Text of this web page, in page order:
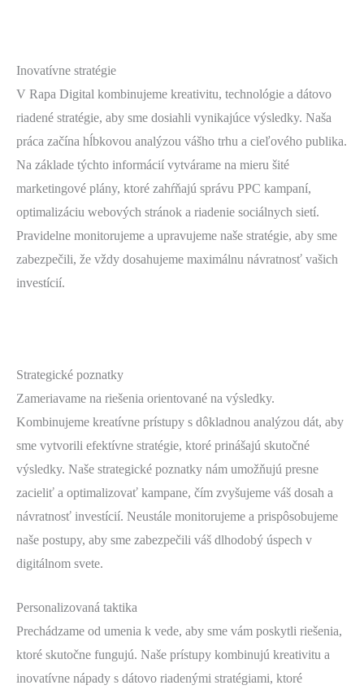
Inovatívne stratégie
V Rapa Digital kombinujeme kreativitu, technológie a dátovo
riadené stratégie, aby sme dosiahli vynikajúce výsledky. Naša
práca začína hĺbkovou analýzou vášho trhu a cieľového publika.
Na základe týchto informácií vytvárame na mieru šité
marketingové plány, ktoré zahŕňajú správu PPC kampaní,
optimalizáciu webových stránok a riadenie sociálnych sietí.
Pravidelne monitorujeme a upravujeme naše stratégie, aby sme
zabezpečili, že vždy dosahujeme maximálnu návratnosť vašich
investícií.
Strategické poznatky
Zameriavame na riešenia orientované na výsledky.
Kombinujeme kreatívne prístupy s dôkladnou analýzou dát, aby
sme vytvorili efektívne stratégie, ktoré prinášajú skutočné
výsledky. Naše strategické poznatky nám umožňujú presne
zacieliť a optimalizovať kampane, čím zvyšujeme váš dosah a
návratnosť investícií. Neustále monitorujeme a prispôsobujeme
naše postupy, aby sme zabezpečili váš dlhodobý úspech v
digitálnom svete.
Personalizovaná taktika
Prechádzame od umenia k vede, aby sme vám poskytli riešenia,
ktoré skutočne fungujú. Naše prístupy kombinujú kreativitu a
inovatívne nápady s dátovo riadenými stratégiami, ktoré